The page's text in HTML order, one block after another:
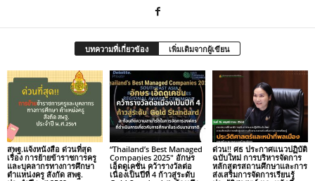
บทความที่เกี่ยวข้อง เพิ่มเติมจากผู้เขียน
สพฐ.แจ้งหนังสือ ด่วนที่สุด
เรื่อง การย้ายข้าราชการครู
และบุคลากรทางการศึกษา
ตำแหน่งครู สังกัด สพฐ.
“Thailand’s Best Managed
Companies 2025″ อักษร
เอ็ดดูเคชั่น คว้ารางวัลต่อ
เนื่องเป็นปีที่ 4 ก้าวสู่ระดับ
ด่วน!! ศธ ประกาศแนวปฏิบัติ
ฉบับใหม่ การบริหารจัดการ
หลักสูตรสถานศึกษาและการ
ส่งเสริมการจัดการเรียนรู้